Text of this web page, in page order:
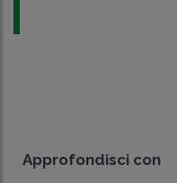
Approfondisci con